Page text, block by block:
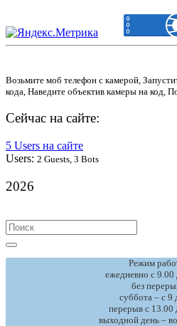
Возьмите моб телефон с камерой,
кода, Наведите объектив камеры на код,
Сейчас на сайте:
5 Users на сайте
Users: 2 Guests, 3 Bots
2026
Search
for:
Режим
ежедневно с 9.00
без
суббота – с 9
перерыв с 13.00
выходной день –